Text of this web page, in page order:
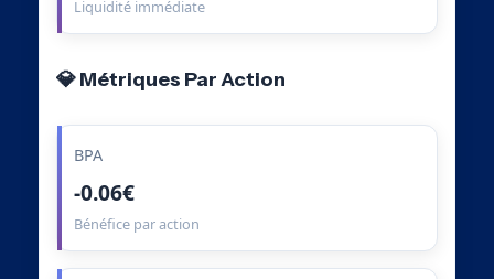
Liquidité immédiate
💎 Métriques Par Action
BPA
-0.06€
Bénéfice par action